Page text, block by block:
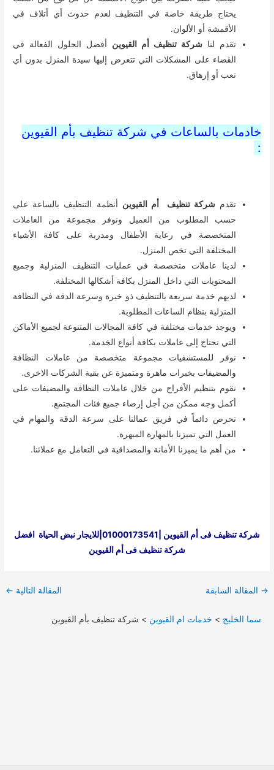
يحتاج طريقة خاصة في التنظيف لعدم حدوث أي أتلاف في
الأقمشة أو الألوان.
تقدم لناشركة تنظيف أم القيوين أفضل الحلول الفعالة في
القضاء على المشكلات التي تتعرض إليها سيدة المنزل بدون أي
تعب أو إرهاق.
خادمات بالساعات في شركة تنظيف بأم القيوين
:
تقدمشركة تنظيف أم القيوين أنظمة التنظيف بالساعة على
حسب المطلوب من العميل ونوفر مجموعة من العاملات
المتخصصة في رعاية الأطفال ومدربة على كافة الأشياء
المختلفة التي تخص المنزل.
لدينا عاملات متخصصة في عمليات التنظيف المنزلية وجميع
المحتويات التي داخل المنزل بكافة أشكالها المختلفة.
لديهم خدمة سريعة بالتنظيف ذو خبرة وسرعة الدقة في النظافة
المنزلية بنظام الساعات المطلوبة.
ويوجد خدمات مختلفة في كافة المجالات المتنوعة لجميع الأماكن
التي تحتاج إلى عاملات بكافة أنواع الخدمة.
نوفر للمستشفيات مجموعة متخصصة من عاملات النظافة
والمضيفات بخبرات ماهرة ومتميزة عن بقية الشركات الاخرى.
نقوم بتنظيم الأفراح من خلال عاملات النظافة والمضيفات على
أكمل وجه ممكن من أجل إرضاء جميع فئات المجتمع.
نحرص دائماً في فريق عمالنا على سرعة الدقة والمهام في
العمل التي تميزنا بالمهارة المبهرة.
من أهم ما يميزنا الأمانة والمصداقية في التعامل مع عملائنا.
شركة تنظيف فى أم القيوين |01000173541|للايجار نبض الحياة
افضل
شركة تنظيف فى أم القيوين
Post
→ المقالة السابقة المقالة التالية ←
سما الخليج > خدمات ام القيوين > شركة تنظيف بأم القيوين